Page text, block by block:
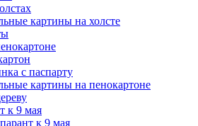
картины на холсте
с паспарту
картины на пенокартоне
к 9 мая
к 9 мая